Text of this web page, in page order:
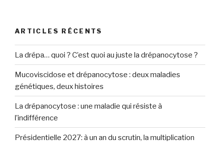
ARTICLES RÉCENTS
La drépa… quoi ? C’est quoi au juste la drépanocytose ?
Mucoviscidose et drépanocytose : deux maladies
génétiques, deux histoires
La drépanocytose : une maladie qui résiste à
l’indifférence
Présidentielle 2027: à un an du scrutin, la multiplication